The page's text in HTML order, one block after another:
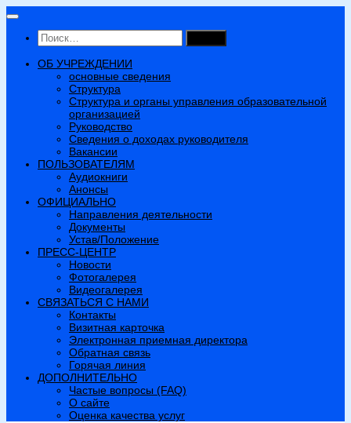
Перейти
содержимому
Найти:
ОБ УЧРЕЖДЕНИИ
основные сведения
Структура
Структура и органы управления образовательной
организацией
Руководство
Сведения о доходах руководителя
Вакансии
ПОЛЬЗОВАТЕЛЯМ
Аудиокниги
Анонсы
ОФИЦИАЛЬНО
Направления деятельности
Документы
Устав/Положение
ПРЕСС-ЦЕНТР
Новости
Фотогалерея
Видеогалерея
СВЯЗАТЬСЯ С НАМИ
Контакты
Визитная карточка
Электронная приемная директора
Обратная связь
Горячая линия
ДОПОЛНИТЕЛЬНО
Частые вопросы (FAQ)
О сайте
Оценка качества услуг